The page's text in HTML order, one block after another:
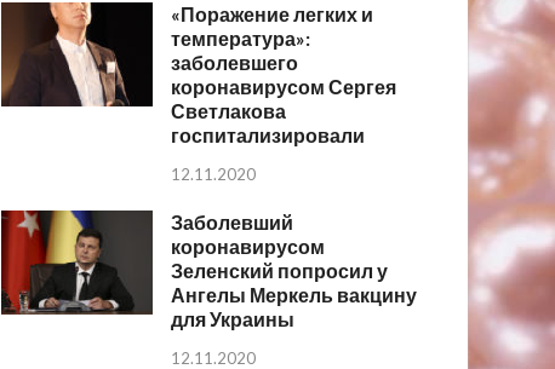
«Поражение легких и
температура»:
заболевшего
коронавирусом Сергея
Светлакова
госпитализировали
12.11.2020
Заболевший
коронавирусом
Зеленский попросил у
Ангелы Меркель вакцину
для Украины
12.11.2020